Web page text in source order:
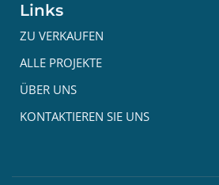
Links
ZU VERKAUFEN
ALLE PROJEKTE
ÜBER UNS
KONTAKTIEREN SIE UNS